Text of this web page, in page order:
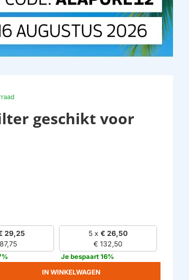
geschikt voor
29,25
5 x€ 26,50
€ 132,50
Je bespaart 16%
IN WINKELWAGEN